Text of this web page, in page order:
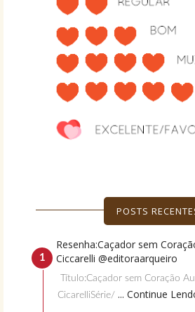
POSTS
Resenha:Caçador sem
Ciccarelli @editoraarqueiro
Título:Caçador sem Coração
CicarelliSérie/ ... Continue